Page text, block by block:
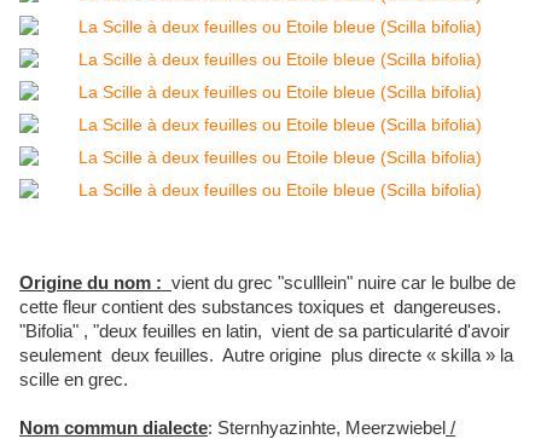
Origine du nom : vient du grec "sculllein" nuire car le bulbe de
cette fleur contient des substances toxiques et dangereuses.
"Bifolia" , "deux feuilles en latin, vient de sa particularité d'avoir
seulement deux feuilles. Autre origine plus directe « skilla » la
scille en grec.
Nom commun dialecte: Sternhyazinhte, Meerzwiebel /